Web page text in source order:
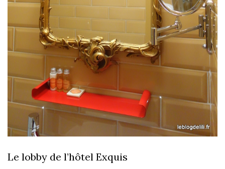
Le lobby de l’hôtel Exquis